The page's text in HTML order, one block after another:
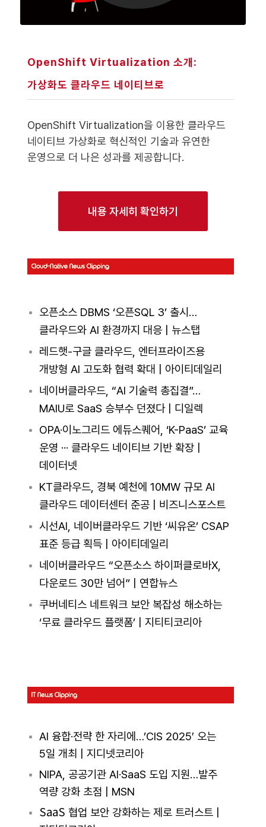
OpenShift Virtualization 소개:
가상화도 클라우드 네이티브로
OpenShift Virtualization을 이용한 클라우드
네이티브 가상화로 혁신적인 기술과 유연한
운영으로 더 나은 성과를 제공합니다.
내용 자세히 확인하기
오픈소스 DBMS ‘오픈SQL 3’ 출시…
클라우드와 AI 환경까지 대응 | 뉴스탭
레드햇-구글 클라우드, 엔터프라이즈용
개방형 AI 고도화 협력 확대 | 아이티데일리
네이버클라우드, “AI 기술력 총집결”…
MAIU로 SaaS 승부수 던졌다 | 디일렉
OPA·이노그리드 에듀스퀘어, ‘K-PaaS’ 교육
운영 ··· 클라우드 네이티브 기반 확장 |
데이터넷
KT클라우드, 경북 예천에 10MW 규모 AI
클라우드 데이터센터 준공 | 비즈니스포스트
시선AI, 네이버클라우드 기반 ‘씨유온’ CSAP
표준 등급 획득 | 아이티데일리
네이버클라우드 “오픈소스 하이퍼클로바X,
다운로드 30만 넘어” | 연합뉴스
쿠버네티스 네트워크 보안 복잡성 해소하는
‘무료 클라우드 플랫폼’ | 지티티코리아
AI 융합·전략 한 자리에…’CIS 2025′ 오는
5일 개최 | 지디넷코리아
NIPA, 공공기관 AI·SaaS 도입 지원…발주
역량 강화 초점 | MSN
SaaS 협업 보안 강화하는 제로 트러스트 |